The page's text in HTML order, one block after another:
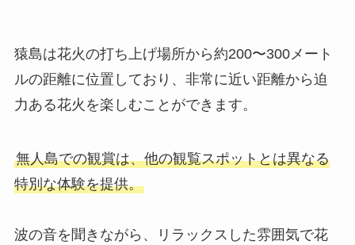
猿島は花火の打ち上げ場所から約200〜300メート
ルの距離に位置しており、非常に近い距離から迫
力ある花火を楽しむことができます。
無人島での観賞は、他の観覧スポットとは異なる
特別な体験を提供。
波の音を聞きながら、リラックスした雰囲気で花